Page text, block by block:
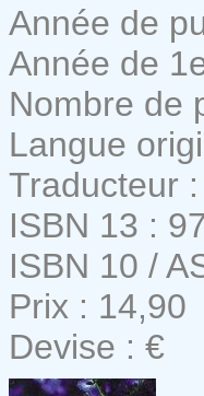
Année de
Année de
Nombre de
Langue
Traducteur
ISBN 13 :
ISBN 10 /
Prix : 14,90
Devise : €